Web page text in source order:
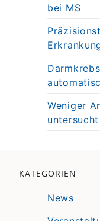
bei MS
Weniger
KATEGORIEN
News